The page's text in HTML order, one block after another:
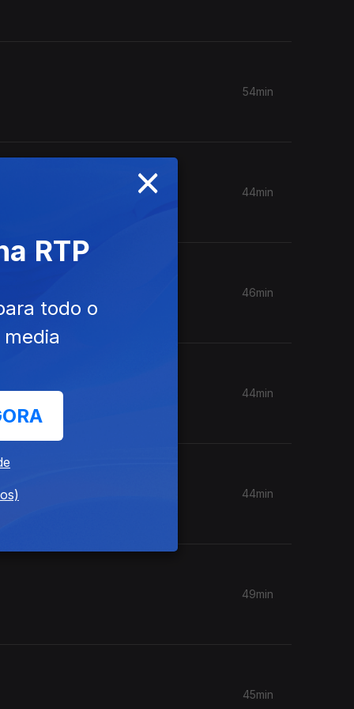
54min
44min
46min
44min
44min
49min
45min
×
RTP
todo o